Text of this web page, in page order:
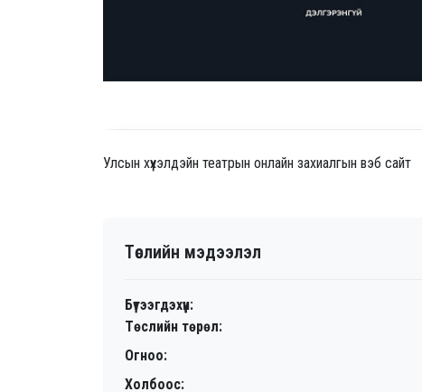
Улсын хүүхэлдэйн театрын онлайн захиалгын вэб сайт
Төслийн мэдээлэл
Бүтээгдэхүүн:
Төслийн төрөл:
Огноо:
Холбоос: